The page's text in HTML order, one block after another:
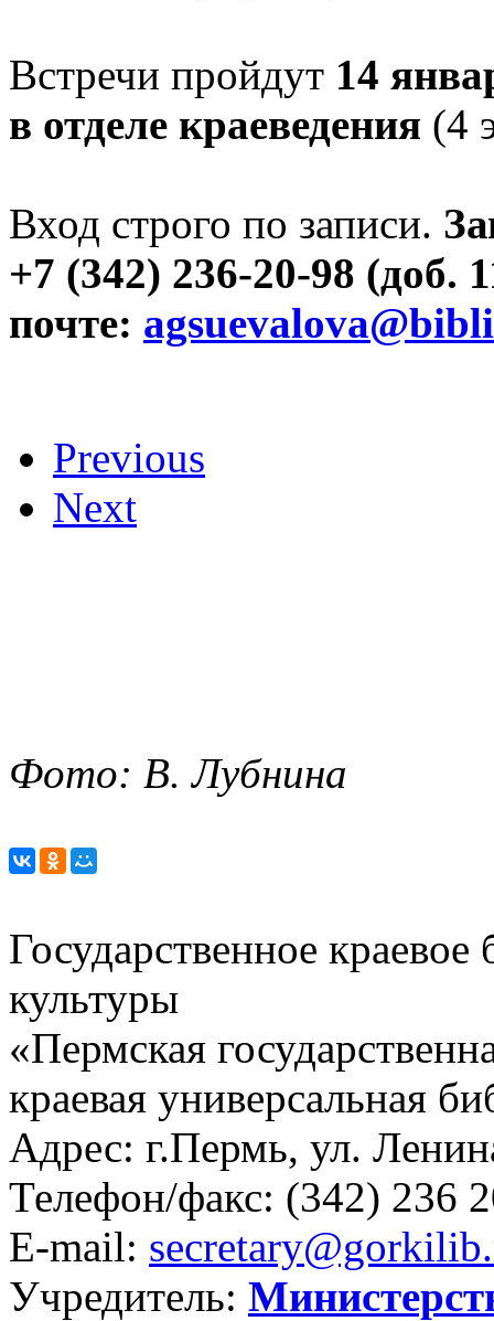
Встречи пройдут 14
в отделе краеведения (4
Вход строго по записи.
+7 (342) 236-20-98 (доб.
почте:
Previous
Next
Фото: В. Лубнина
Государственное
культуры
«Пермская
краевая универсальная
Адрес: г.Пермь, ул.
Телефон/факс: (342) 236
E-mail:
Учредитель: